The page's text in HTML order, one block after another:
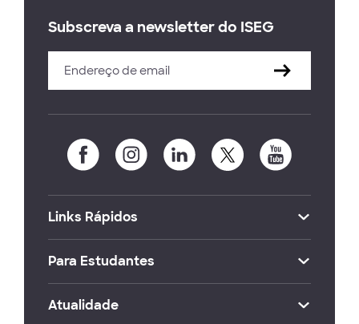
Subscreva a newsletter do ISEG
Links Rápidos
Para Estudantes
Atualidade